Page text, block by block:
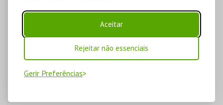
Aceitar
Rejeitar não essenciais
Gerir Preferências